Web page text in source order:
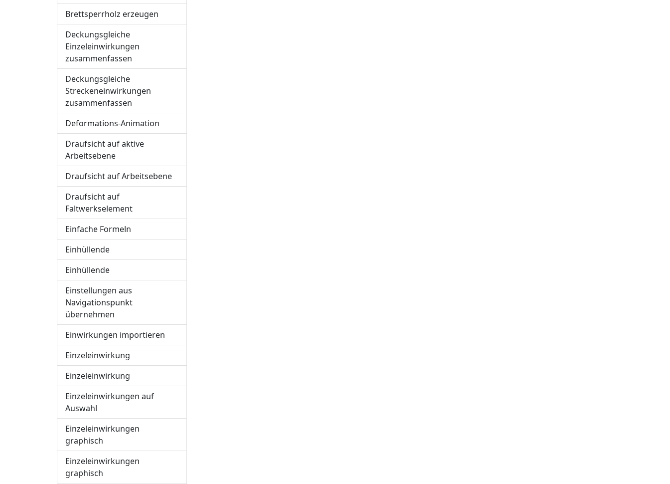
Brettsperrholz erzeugen
Deckungsgleiche
Einzeleinwirkungen
zusammenfassen
Deckungsgleiche
Streckeneinwirkungen
zusammenfassen
Deformations-Animation
Draufsicht auf aktive
Arbeitsebene
Draufsicht auf Arbeitsebene
Draufsicht auf
Faltwerkselement
Einfache Formeln
Einhüllende
Einhüllende
Einstellungen aus
Navigationspunkt
übernehmen
Einwirkungen importieren
Einzeleinwirkung
Einzeleinwirkung
Einzeleinwirkungen auf
Auswahl
Einzeleinwirkungen
graphisch
Einzeleinwirkungen
graphisch